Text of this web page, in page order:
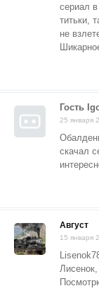
сериал
титьки,
не
Гость
25 января
скачал
Август
15 января